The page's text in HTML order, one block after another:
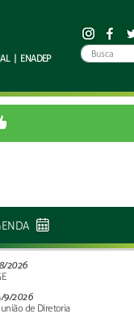
| ENADEP
2026
9/2026
de Diretoria